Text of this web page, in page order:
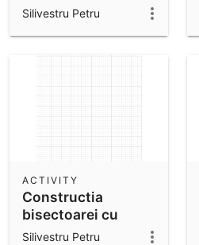
Silivestru Petru
Constructia
bisectoarei cu
ajutorul
ACTIVITY
Silivestru Petru